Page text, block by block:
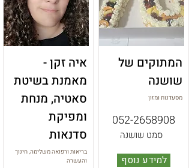
מסעדנות ומזון
052-2658908
סמט שושנה
למידע נוסף
המתוקים של
שושנה
בריאות ורפואה משלימה, חינוך
והעשרה
איה זקן -
מאמנת בשיטת
סאטיה, מנחת
ומפיקת
סדנאות